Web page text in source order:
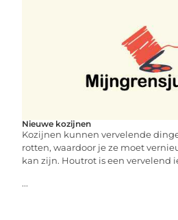
Nieuwe kozijnen
Kozijnen kunnen vervelende
rotten, waardoor je ze moet
kan zijn. Houtrot is een vervelend
...